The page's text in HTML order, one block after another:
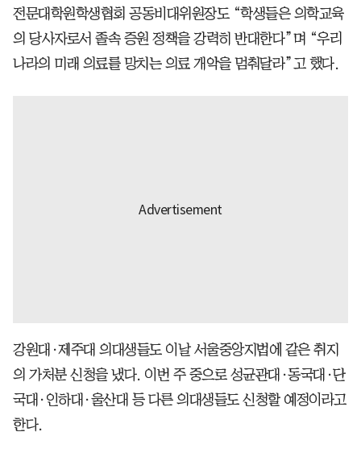
전문대학원학생협회 공동비대위원장도 “학생들은 의학교육
의 당사자로서 졸속 증원 정책을 강력히 반대한다”며 “우리
나라의 미래 의료를 망치는 의료 개악을 멈춰달라”고 했다.
강원대·제주대 의대생들도 이날 서울중앙지법에 같은 취지
의 가처분 신청을 냈다. 이번 주 중으로 성균관대·동국대·단
국대·인하대·울산대 등 다른 의대생들도 신청할 예정이라고
한다.